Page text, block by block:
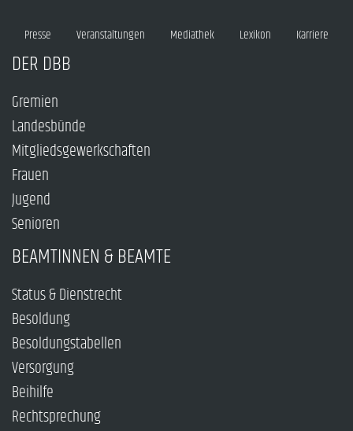
Presse Veranstaltungen Mediathek Lexikon Karriere
DER DBB
Gremien
Landesbünde
Mitgliedsgewerkschaften
Frauen
Jugend
Senioren
BEAMTINNEN & BEAMTE
Status & Dienstrecht
Besoldung
Besoldungstabellen
Versorgung
Beihilfe
Rechtsprechung